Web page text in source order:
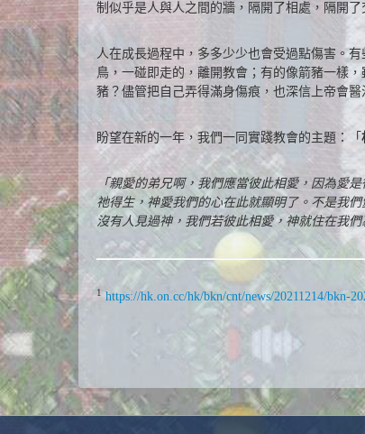
制似乎是人與人之間的牆，隔開了相處，隔開
人在成長過程中，多多少少也會受過點傷害。
鳥，一碰即走的，離開教會；有的像箭豬一樣
豬？儘管把自己弄得滿身傷痕，也深信上帝會
盼望在新的一年，我們一同實踐教會的主題：「
「親愛的弟兄啊，我們應當彼此相愛，因為愛
祂得生，神愛我們的心在此就顯明了。不是我
沒有人見過神，我們若彼此相愛，神就住在我
1 https://hk.on.cc/hk/bkn/cnt/news/20211214/bkn-